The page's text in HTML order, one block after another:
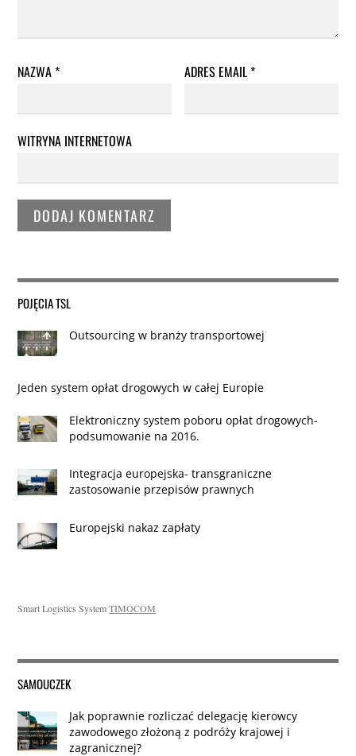
NAZWA* ADRES EMAIL*
WITRYNA INTERNETOWA
POJĘCIA TSL
Outsourcing w branży transportowej
Jeden system opłat drogowych w całej Europie
Elektroniczny system poboru opłat drogowych-
podsumowanie na 2016.
Integracja europejska- transgraniczne
zastosowanie przepisów prawnych
Europejski nakaz zapłaty
Smart Logistics SystemTIMOCOM
SAMOUCZEK
Jak poprawnie rozliczać delegację kierowcy
zawodowego złożoną z podróży krajowej i
zagranicznej?